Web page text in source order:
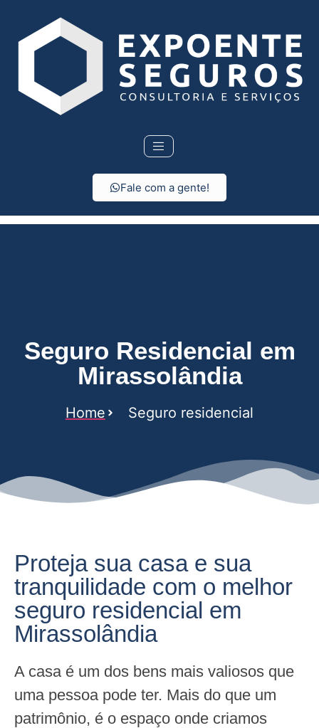
Fale com a gente!
Seguro Residencial em
Mirassolândia
Home Seguro residencial
Proteja sua casa e sua
tranquilidade com o melhor
seguro residencial em
Mirassolândia
A casa é um dos bens mais valiosos que
uma pessoa pode ter. Mais do que um
patrimônio, é o espaço onde criamos